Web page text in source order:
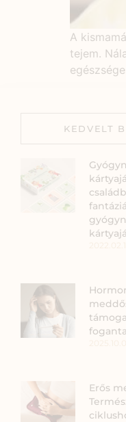
A
tejem.
KEDVELT
Erős